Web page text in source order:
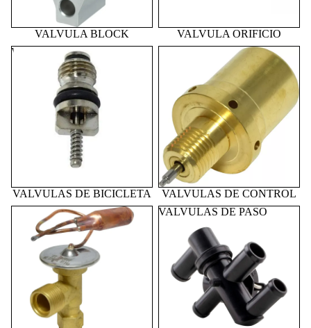
VALVULA BLOCK
VALVULA ORIFICIO
VALVULAS DE BICICLETA
VALVULAS DE BICICLETA
VALVULAS DE CONTROL
VALVULAS DE CONTROL
VALVULAS DE
EXPANSIÓN
VALVULAS DE PASO